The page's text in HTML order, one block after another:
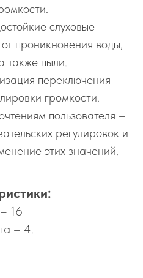
слуховые
проникновения воды,
также пыли.
переключения
громкости.
пользователя –
регулировок и
этих значений.
16
– 4.